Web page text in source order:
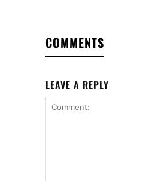
COMMENTS
LEAVE A REPLY